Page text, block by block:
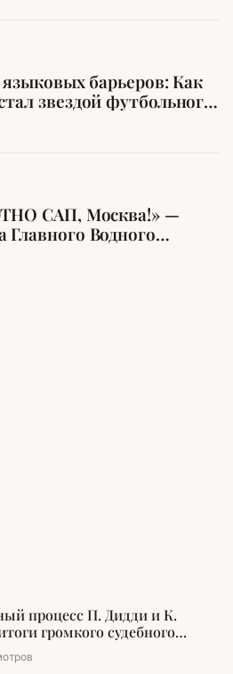
барьеров: Как
звездой футбольного
САП, Москва!» —
Водного
процесс П. Дидди и К.
громкого судебного